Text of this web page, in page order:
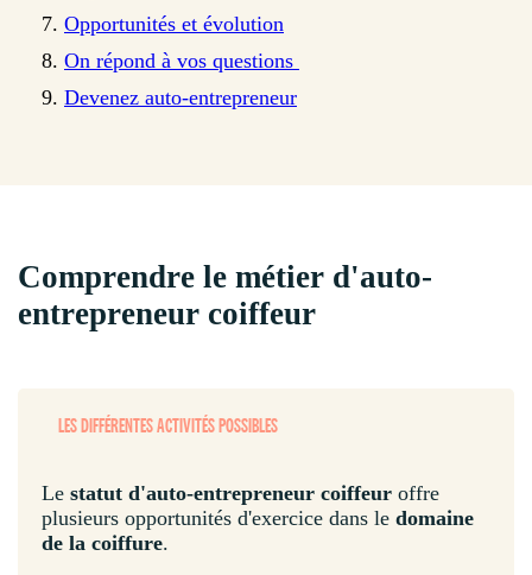
Opportunités et évolution
On répond à vos questions
Devenez auto-entrepreneur
Comprendre le métier d'auto-
entrepreneur coiffeur
LES DIFFÉRENTES ACTIVITÉS POSSIBLES
Le statut d'auto-entrepreneur coiffeur offre
plusieurs opportunités d'exercice dans le domaine
de la coiffure.